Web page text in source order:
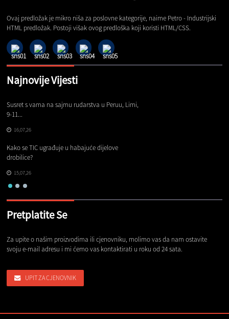
Ovaj predložak je mikro niša za poslovne kategorije, naime Petro - Industrijski
HTML predložak. Postoji višak ovog predloška koji koristi HTML/CSS.
Najnovije Vijesti
Susret s vama na sajmu rudarstva u Peruu, Limi,
9-11...
16,07,26
Kako se TIC ugrađuje u habajuće dijelove
drobilice?
15,07,26
Pretplatite Se
Za upite o našim proizvodima ili cjenovniku, molimo vas da nam ostavite
svoju e-mail adresu i mi ćemo vas kontaktirati u roku od 24 sata.
UPIT ZA CJENOVNIK